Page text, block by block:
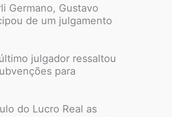
Germano, Gustavo
de um julgamento
julgador ressaltou
para
do Lucro Real as